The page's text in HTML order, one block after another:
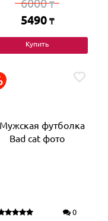
6000₸
5490 ₸
Купить
0